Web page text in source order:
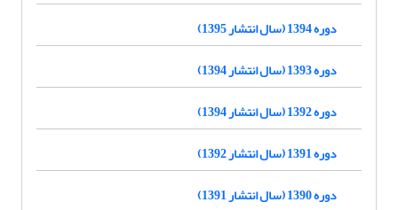
دوره 1394 (سال انتشار 1395)
دوره 1393 (سال انتشار 1394)
دوره 1392 (سال انتشار 1394)
دوره 1391 (سال انتشار 1392)
دوره 1390 (سال انتشار 1391)